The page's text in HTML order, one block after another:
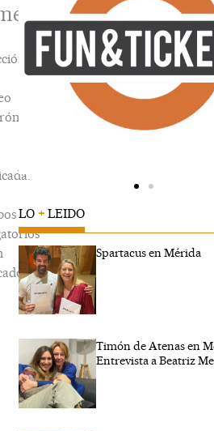
LO +LEIDO
Spartacus en Mérida
Timón de Atenas en
Entrevista a Beatriz